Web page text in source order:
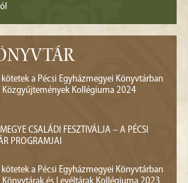
kötetek a Pécsi Egyházmegyei Könyvtárban
Kollégiuma 2024
CSALÁDI FESZTIVÁLJA – A PÉCSI
PROGRAMJAI
kötetek a Pécsi Egyházmegyei Könyvtárban